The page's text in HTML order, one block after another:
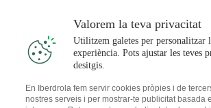
Punts de Recàrrega
Simulador Plaques Solars
T'interessa
Valorem la teva privacitat
Utilitzem galetes per personalitzar
experiència. Pots ajustar les teves
desitgis.
En Iberdrola fem servir cookies pròpies i de
nostres serveis i per mostrar-te publicitat basada